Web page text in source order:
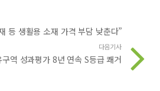
등 생활용 소재 가격 부담 낮춘다”
다음기사
역 성과평가 8년 연속 S등급 쾌거